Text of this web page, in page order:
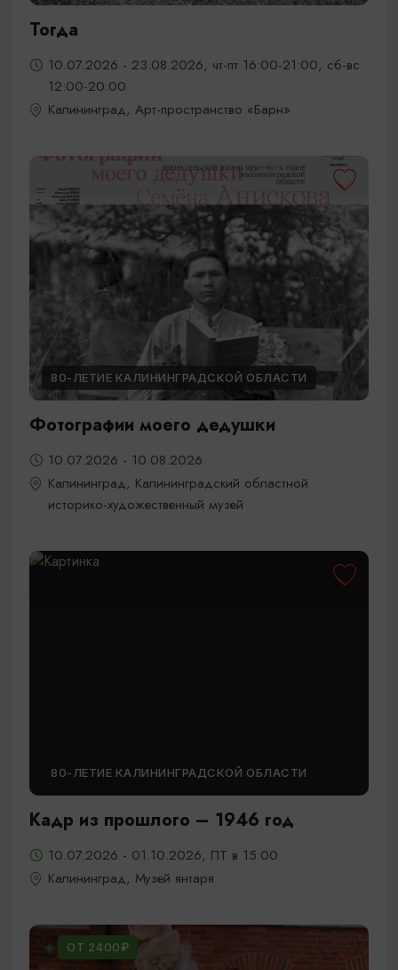
Тогда
10.07.2026 - 23.08.2026, чт-пт 16:00-21:00, сб-вс
12:00-20:00
Калининград, Арт-пространство «Барн»
80-ЛЕТИЕ КАЛИНИНГРАДСКОЙ ОБЛАСТИ
Фотографии моего дедушки
10.07.2026 - 10.08.2026
Калининград, Калининградский областной
историко-художественный музей
80-ЛЕТИЕ КАЛИНИНГРАДСКОЙ ОБЛАСТИ
Кадр из прошлого – 1946 год
10.07.2026 - 01.10.2026, ПТ в 15:00
Калининград, Музей янтаря
ОТ 2400₽